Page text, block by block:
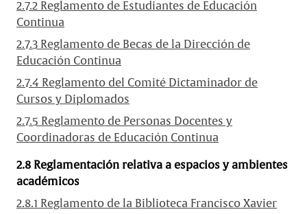
2.7.2 Reglamento de Estudiantes de Educación
Continua
2.7.3 Reglamento de Becas de la Dirección de
Educación Continua
2.7.4 Reglamento del Comité Dictaminador de
Cursos y Diplomados
2.7.5 Reglamento de Personas Docentes y
Coordinadoras de Educación Continua
2.8 Reglamentación relativa a espacios y ambientes
académicos
2.8.1 Reglamento de la Biblioteca Francisco Xavier